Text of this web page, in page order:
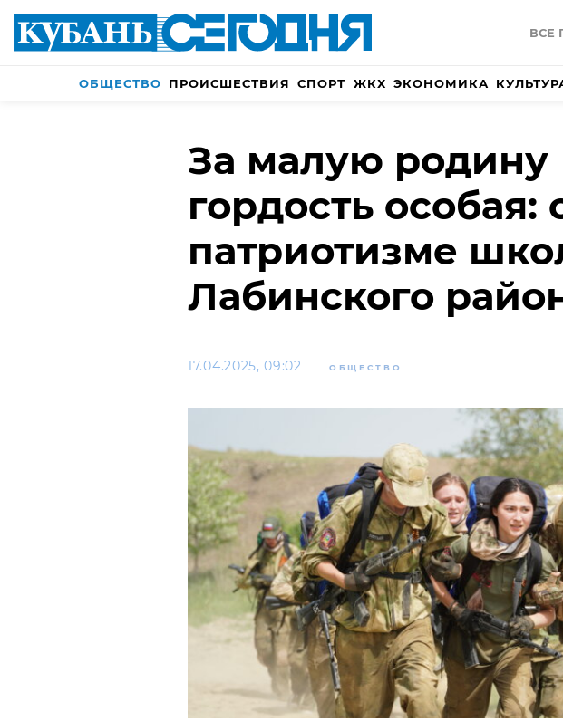
ВСЕ
ОБЩЕСТВО ПРОИСШЕСТВИЯ СПОРТ ЖКХ ЭКОНОМИКА
За малую родину
гордость особая:
патриотизме
Лабинского
17.04.2025, 09:02 ОБЩЕСТВО